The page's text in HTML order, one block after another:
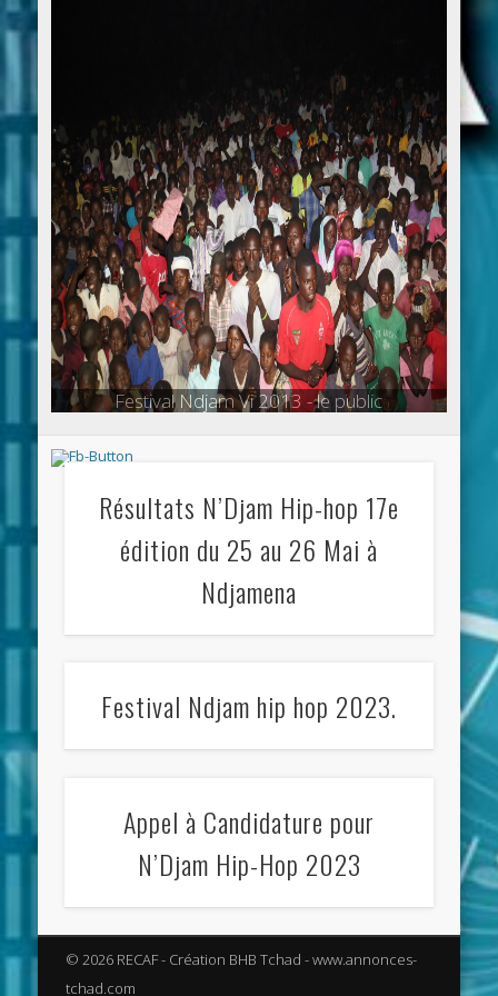
Festival Ndjam Vi 2013 - le public
Festival Ndjam Vi 2013
Festival Ndjam Vi 2013
Festival Ndjam Vi 2013
Festival Ndjam Vi 2013 - Les lauréats
Festival Ndjam Vi 2013
Festival Ndjam Vi 2013
Festival Ndjam Vi 2013
Festival Ndjam Vi 2013
Festival Ndjam Vi 2013
Festival Ndjam Vi 2013
Résultats N’Djam Hip-hop 17e
édition du 25 au 26 Mai à
Ndjamena
Festival Ndjam hip hop 2023.
Appel à Candidature pour
N’Djam Hip-Hop 2023
© 2026 RECAF - Création BHB Tchad - www.annonces-
tchad.com